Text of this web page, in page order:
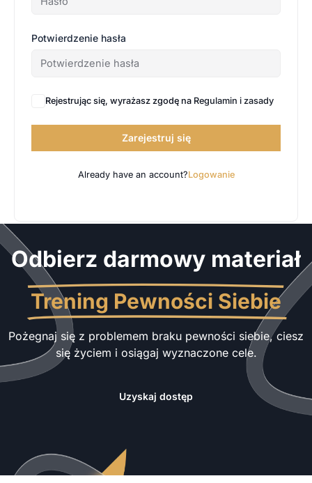
Potwierdzenie hasła
Rejestrując się, wyrażasz zgodę na Regulamin i zasady
Zarejestruj się
Already have an account?Logowanie
Odbierz darmowy materiał
Trening Pewności Siebie
Pożegnaj się z problemem braku pewności siebie, ciesz
się życiem i osiągaj wyznaczone cele.
Uzyskaj dostęp